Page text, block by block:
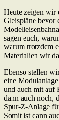
Heute zeigen wir
Gleispläne bevor
sagen euch,
warum trotzdem
Materialien wir
Ebenso stellen
eine
und auch mit auf
dann auch noch,
Spur-Z-Anlage
Somit ist dann